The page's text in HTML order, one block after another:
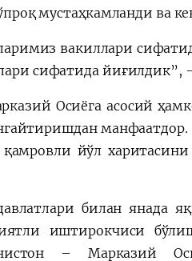
мустаҳкамланди ва
вакиллари
сифатида йиғилдик”,
Осиёга асосий
манфаатдор.
йўл
билан янада
иштирокчиси
– Марказий